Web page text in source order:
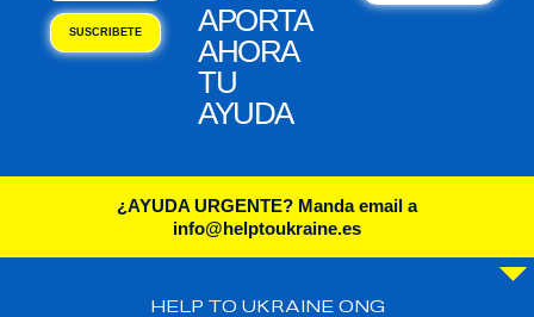
SUSCRIBETE
APORTA
AHORA
TU
AYUDA
¿AYUDA URGENTE? Manda email a
info@helptoukraine.es
HELP TO UKRAINE ONG